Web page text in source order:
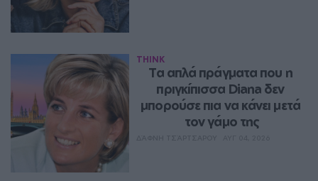
THINK
Τα απλά πράγματα που η
πριγκίπισσα Diana δεν
μπορούσε πια να κάνει μετά
τον γάμο της